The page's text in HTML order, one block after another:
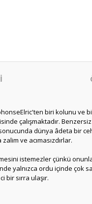
biri kolunu ve
çalışmaktadır.
sonucunda dünya âdeta bir
ve acımasızdırlar.
istemezler çünkü
yalnızca ordu içinde çok
bir sırra ulaşır.